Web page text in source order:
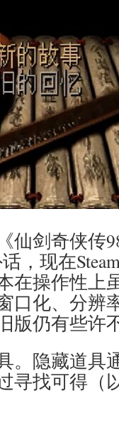
仙剑奇侠传
，现在
在操作性上
口化、分辨
版仍有些许
。隐藏道具
寻找可得（